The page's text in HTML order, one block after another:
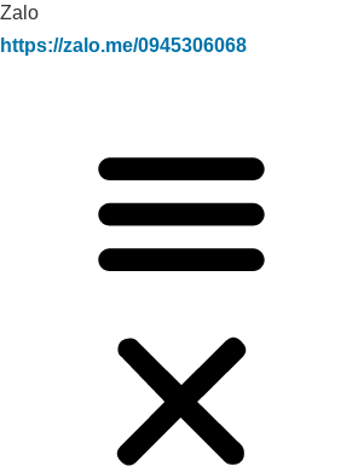
Zalo
https://zalo.me/0945306068